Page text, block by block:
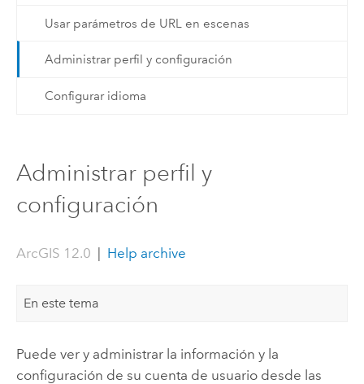
Usar parámetros de URL en escenas
Administrar perfil y configuración
Configurar idioma
Administrar perfil y
configuración
ArcGIS 12.0 | Help archive
En este tema
Puede ver y administrar la información y la
configuración de su cuenta de usuario desde las